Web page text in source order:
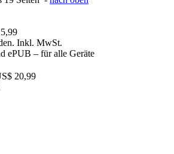
Inkl. MwSt.
ePUB – für alle Geräte
20,99